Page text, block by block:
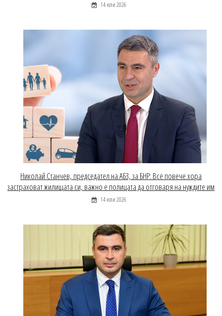
14 юли 2026
Николай Станчев, председател на АБЗ, за БНР: Все повече хора
застраховат жилищата си, важно е полицата да отговаря на нуждите им
14 юли 2026